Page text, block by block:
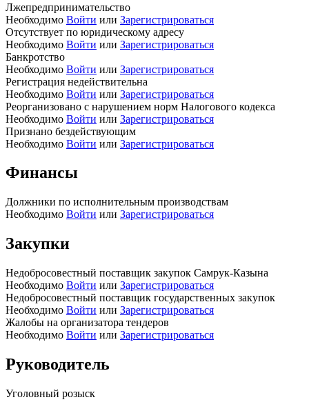
Лжепредпринимательство
Необходимо Войти или Зарегистрироваться
Отсутствует по юридическому адресу
Необходимо Войти или Зарегистрироваться
Банкротство
Необходимо Войти или Зарегистрироваться
Регистрация недействительна
Необходимо Войти или Зарегистрироваться
Реорганизовано с нарушением норм Налогового кодекса
Необходимо Войти или Зарегистрироваться
Признано бездействующим
Необходимо Войти или Зарегистрироваться
Финансы
Должники по исполнительным производствам
Необходимо Войти или Зарегистрироваться
Закупки
Недобросовестный поставщик закупок Самрук-Казына
Необходимо Войти или Зарегистрироваться
Недобросовестный поставщик государственных закупок
Необходимо Войти или Зарегистрироваться
Жалобы на организатора тендеров
Необходимо Войти или Зарегистрироваться
Руководитель
Уголовный розыск